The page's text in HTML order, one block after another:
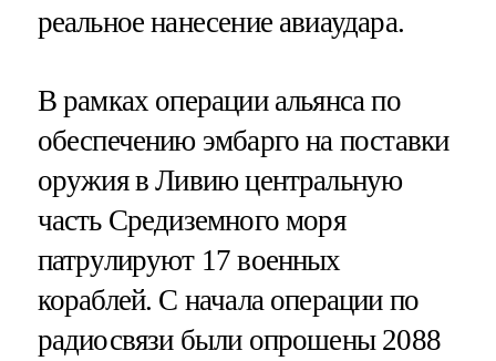
реальное нанесение авиаудара.
В рамках операции альянса по
обеспечению эмбарго на поставки
оружия в Ливию центральную
часть Средиземного моря
патрулируют 17 военных
кораблей. С начала операции по
радиосвязи были опрошены 2088